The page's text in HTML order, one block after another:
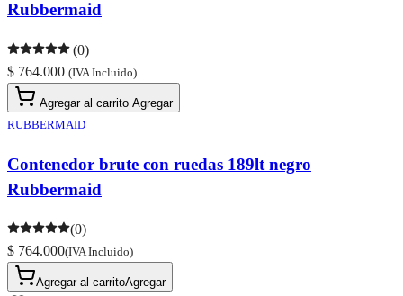
Rubbermaid
(0)
$ 764.000 (IVA Incluido)
Agregar al carrito Agregar
RUBBERMAID
Contenedor brute con ruedas 189lt negro
Rubbermaid
(0)
$ 764.000(IVA Incluido)
Agregar al carritoAgregar